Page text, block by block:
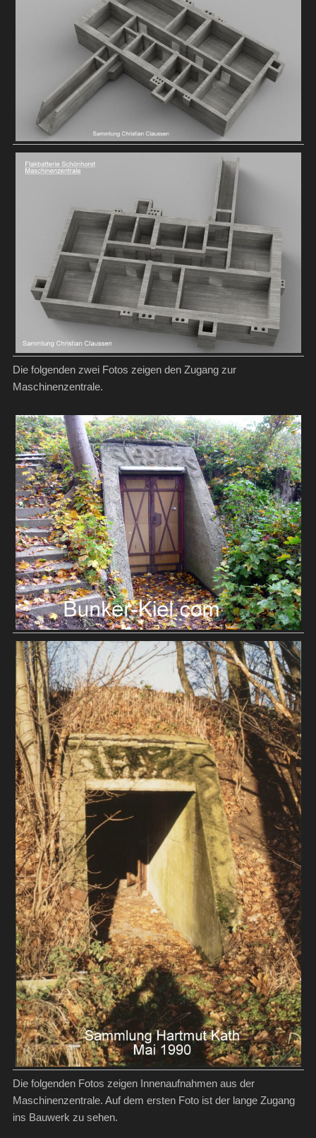
Die folgenden zwei Fotos zeigen den Zugang zur
Maschinenzentrale.
Die folgenden Fotos zeigen Innenaufnahmen aus der
Maschinenzentrale. Auf dem ersten Foto ist der lange Zugang
ins Bauwerk zu sehen.